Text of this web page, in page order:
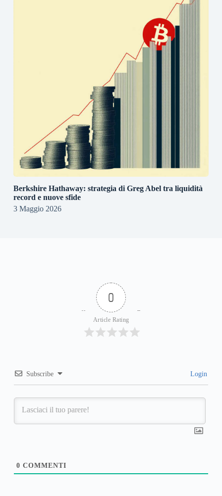
Berkshire Hathaway: strategia di Greg Abel tra liquidità
record e nuove sfide
3 Maggio 2026
0
Article Rating
Subscribe Login
0 COMMENTI